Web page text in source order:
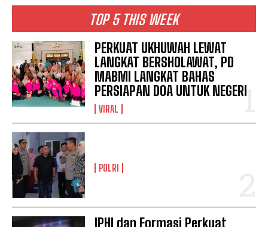
TOP 5 THIS WEEK
PERKUAT UKHUWAH LEWAT
LANGKAT BERSHOLAWAT, PD
MABMI LANGKAT BAHAS
PERSIAPAN DOA UNTUK NEGERI
VIRAL
POLRI
IPHI dan Formasi Perkuat